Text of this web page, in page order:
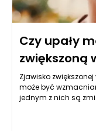
Czy upały
zwiększoną
Zjawisko
może być
jednym z nich są